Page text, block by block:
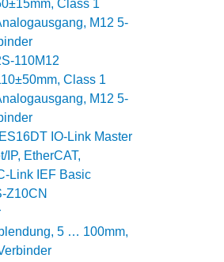
Class 1
M12 5-
110M12
Class 1
M12 5-
IO-Link Master
IP, EtherCAT,
Link IEF Basic
Z10CN
5 … 100mm,